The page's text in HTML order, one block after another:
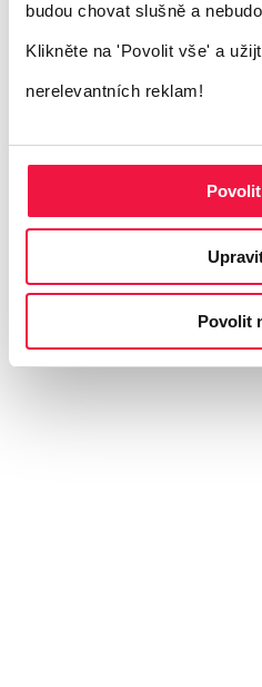
budou chovat slušně a
Klikněte na 'Povolit vše' a
nerelevantních reklam!
Povolit